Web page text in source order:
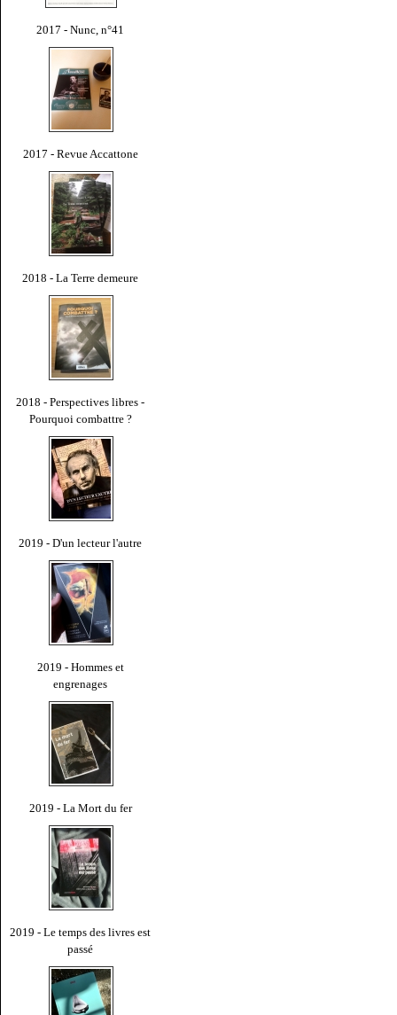
2017 - Nunc, n°41
2017 - Revue Accattone
2018 - La Terre demeure
2018 - Perspectives libres -
Pourquoi combattre ?
2019 - D'un lecteur l'autre
2019 - Hommes et
engrenages
2019 - La Mort du fer
2019 - Le temps des livres est
passé